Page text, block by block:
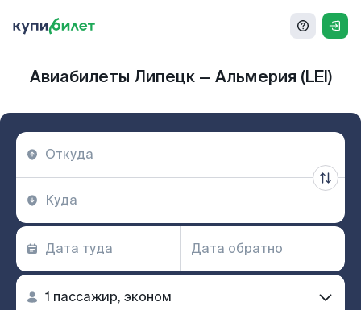
Авиабилеты Липецк — Альмерия (LEI)